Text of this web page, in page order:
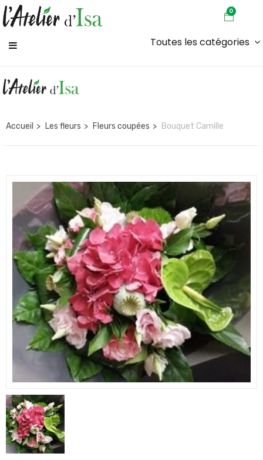
0
Toutes les catégories
Accueil Les fleurs Fleurs coupées Bouquet Camille